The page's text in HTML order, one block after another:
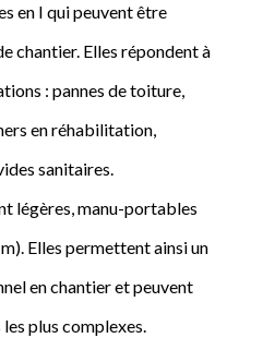
en I qui peuvent être
chantier. Elles répondent à
: pannes de toiture,
en réhabilitation,
sanitaires.
légères, manu-portables
Elles permettent ainsi un
en chantier et peuvent
plus complexes.